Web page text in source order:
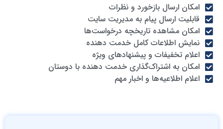
امکان ارسال بازخورد و نظرات
قابلیت ارسال پیام به مدیریت سایت
امکان مشاهده تاریخچه درخواست‌ها
نمایش اطلاعات کامل خدمت دهنده
اعلام تخفیفات و پیشنهاد‌های ویژه
امکان به اشتراک‌گذاری خدمت دهنده با دوستان
اعلام اطلاعیه‌ها و اخبار مهم